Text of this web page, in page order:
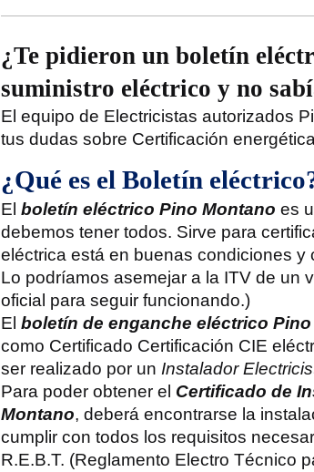
¿Te pidieron un boletín
suministro eléctrico y no
El equipo de Electricistas autorizados
tus dudas sobre Certificación
¿Qué es el Boletín
Elboletín eléctrico Pino Montano es
debemos tener todos. Sirve para
eléctrica está en buenas condiciones y
Lo podríamos asemejar a la ITV de un
oficial para seguir funcionando.)
Elboletín de enganche eléctrico
como Certificado Certificación CIE
ser realizado por un Instalador
Para poder obtener el Certificado de
Montano, deberá encontrarse la
cumplir con todos los requisitos
R.E.B.T. (Reglamento Electro Técnico